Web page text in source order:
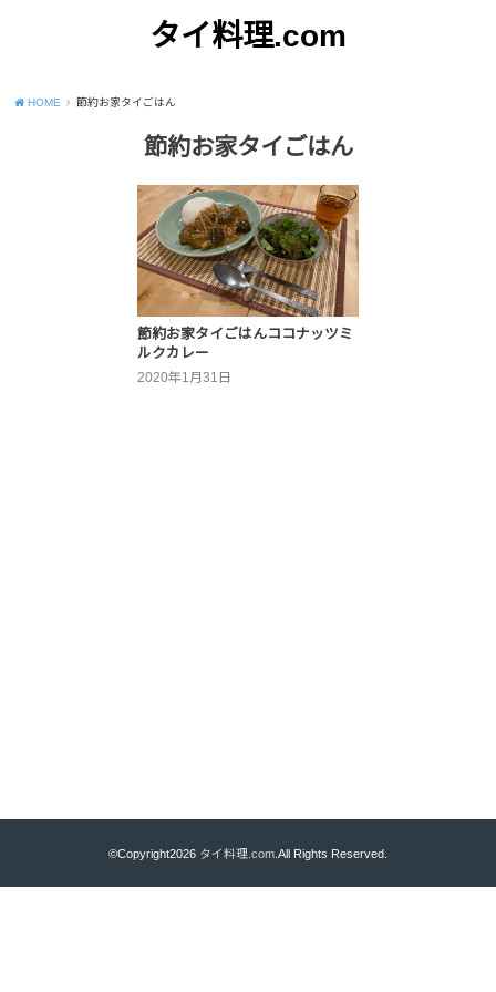
タイ料理.com
HOME 節約お家タイごはん
節約お家タイごはん
節約お家タイごはんココナッツミ
ルクカレー
2020年1月31日
©Copyright2026 タイ料理.com.All Rights Reserved.